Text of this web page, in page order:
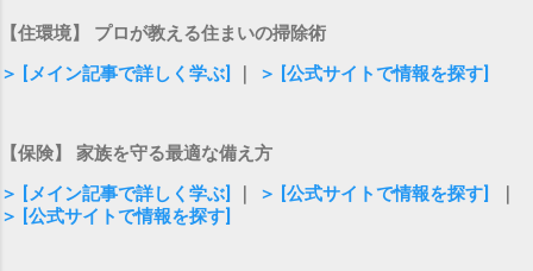
【住環境】 プロが教える住まいの掃除術
＞ [メイン記事で詳しく学ぶ]
＞ [公式サイトで情報を探す]
【保険】 家族を守る最適な備え方
＞ [メイン記事で詳しく学ぶ]
＞ [公式サイトで情報を探す]
＞ [公式サイトで情報を探す]